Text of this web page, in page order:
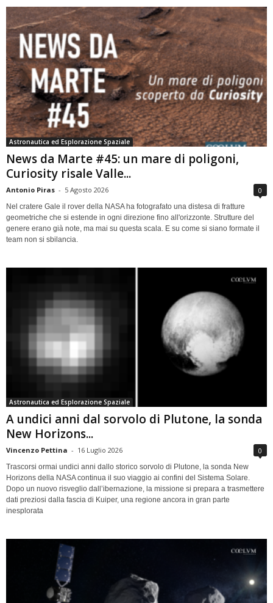
Astronautica ed Esplorazione Spaziale
News da Marte #45: un mare di poligoni,
Curiosity risale Valle...
Antonio Piras - 5 Agosto 2026 0
Nel cratere Gale il rover della NASA ha fotografato una distesa di fratture
geometriche che si estende in ogni direzione fino all'orizzonte. Strutture del
genere erano già note, ma mai su questa scala. E su come si siano formate il
team non si sbilancia.
Astronautica ed Esplorazione Spaziale
A undici anni dal sorvolo di Plutone, la sonda
New Horizons...
Vincenzo Pettina - 16 Luglio 2026 0
Trascorsi ormai undici anni dallo storico sorvolo di Plutone, la sonda New
Horizons della NASA continua il suo viaggio ai confini del Sistema Solare.
Dopo un nuovo risveglio dall’ibernazione, la missione si prepara a trasmettere
dati preziosi dalla fascia di Kuiper, una regione ancora in gran parte
inesplorata